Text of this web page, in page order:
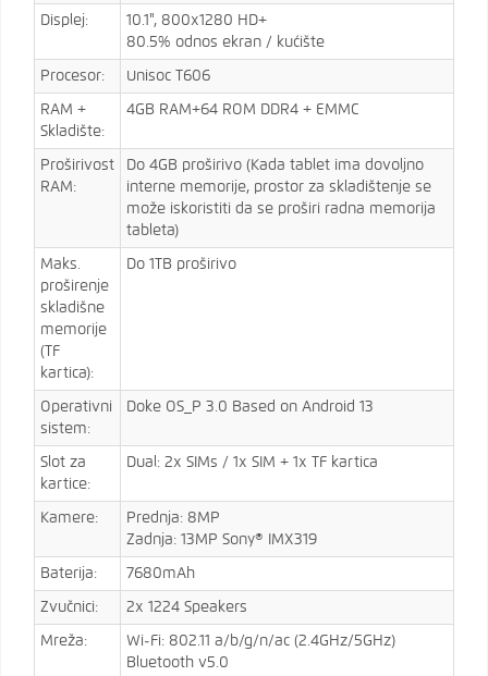
Displej:
10.1", 800x1280 HD+
80.5% odnos ekran / kućište
Procesor: Unisoc T606
RAM +
Skladište:
4GB RAM+64 ROM DDR4 + EMMC
Proširivost
RAM:
Do 4GB proširivo (Kada tablet ima dovoljno
interne memorije, prostor za skladištenje se
može iskoristiti da se proširi radna memorija
tableta)
Maks.
proširenje
skladišne
memorije
(TF
kartica):
Do 1TB proširivo
Operativni
sistem:
Doke OS_P 3.0 Based on Android 13
Slot za
kartice:
Dual: 2x SIMs / 1x SIM + 1x TF kartica
Kamere:
Prednja: 8MP
Zadnja: 13MP Sony® IMX319
Baterija: 7680mAh
Zvučnici: 2x 1224 Speakers
Mreža:
Wi-Fi: 802.11 a/b/g/n/ac (2.4GHz/5GHz)
Bluetooth v5.0